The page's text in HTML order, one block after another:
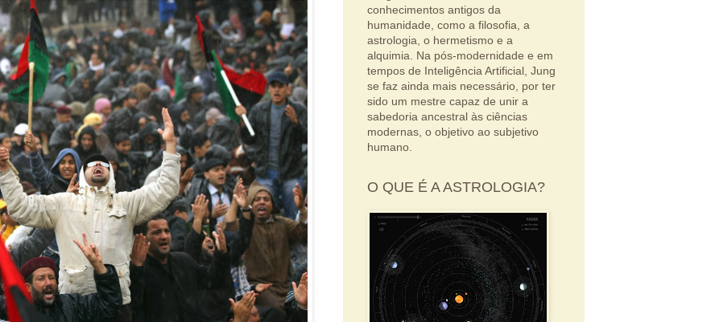
conhecimentos antigos da
humanidade, como a filosofia, a
astrologia, o hermetismo e a
alquimia. Na pós-modernidade e em
tempos de Inteligência Artificial, Jung
se faz ainda mais necessário, por ter
sido um mestre capaz de unir a
sabedoria ancestral às ciências
modernas, o objetivo ao subjetivo
humano.
O QUE É A ASTROLOGIA?